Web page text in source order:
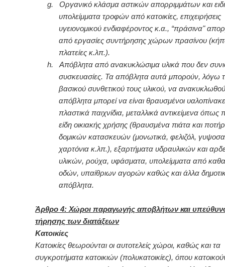
g.
Οργανικό κλάσμα αστικών απορριμμάτων και
υπολείμματα τροφών από κατοικίες, επιχειρήσεις
υγειονομικού ενδιαφέροντος κ.α., “πράσινα"
από εργασίες συντήρησης χώρων πρασίνου
πλατείες κ.λπ.).
h.
Απόβλητα από ανακυκλώσιμα υλικά που δεν
συσκευασίες. Τα απόβλητα αυτά μπορούν, λόγω
βασικού συνθετικού τους υλικού, να
απόβλητα μπορεί να είναι θραυσμένοι
πλαστικά παιχνίδια, μεταλλικά αντικείμενα όπως
είδη οικιακής χρήσης (θραυσμένα πιάτα και
δομικών κατασκευών (μονωτικά, φελιζόλ,
χαρτόνια κ.λπ.), εξαρτήματα υδραυλικών και
υλικών, ρούχα, υφάσματα, υπολείμματα από
οδών, υπαίθριων αγορών καθώς και άλλα
απόβλητα.
Άρθρο 4: Χώροι παραγωγής αποβλήτων και
τήρησης των διατάξεων
Κατοικίες
Κατοικίες θεωρούνται οι αυτοτελείς χώροι, καθώς και τα
συγκροτήματα κατοικιών (πολυκατοικίες), όπου